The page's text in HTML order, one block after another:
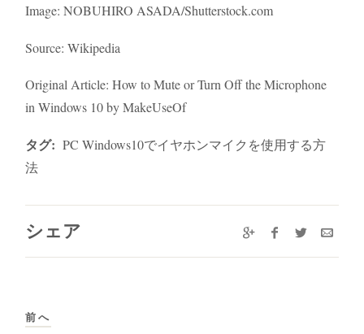
Image: NOBUHIRO ASADA/Shutterstock.com
Source: Wikipedia
Original Article: How to Mute or Turn Off the Microphone
in Windows 10 by MakeUseOf
タグ: PC Windows10でイヤホンマイクを使用する方
法
シェア
前へ